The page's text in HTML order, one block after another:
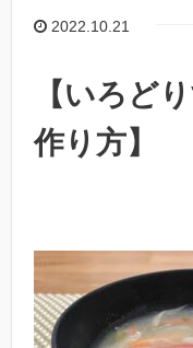
2022.10.21
【いろど
作り方】